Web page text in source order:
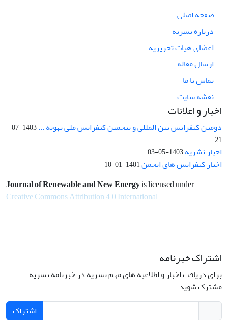
صفحه اصلی
درباره نشریه
اعضای هیات تحریریه
ارسال مقاله
تماس با ما
نقشه سایت
اخبار و اعلانات
دومین کنفرانس بین المللی و پنجمین کنفرانس ملی تهویه ...
1403-07-
21
اخبار نشریه1403-05-03
اخبار کنفرانس های انجمن1401-01-10
Journal of Renewable and New Energyis licensed under
Creative Commons Attribution 4.0 International
اشتراک خبرنامه
برای دریافت اخبار و اطلاعیه های مهم نشریه در خبرنامه نشریه
مشترک شوید.
اشتراک